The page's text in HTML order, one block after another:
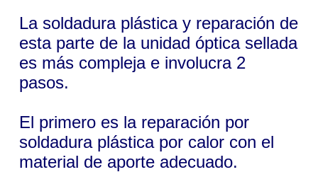
La soldadura plástica y reparación de
esta parte de la unidad óptica sellada
es más compleja e involucra 2
pasos.
El primero es la reparación por
soldadura plástica por calor con el
material de aporte adecuado.